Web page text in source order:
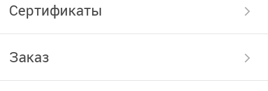
Сертификаты
Заказ